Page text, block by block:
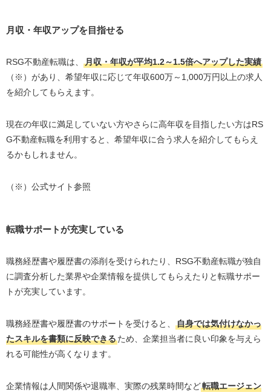
月収・年収アップを目指せる
RSG不動産転職は、 月収・年収が平均1.2～1.5倍へアップした実績
（※）があり、希望年収に応じて年収600万～ 1,000万円以上の求人
を紹介してもらえます。
現在の年収に満足していない方やさらに高年収を目指したい方はRS
G不動産転職を利用すると、希望年収に合う求人を紹介してもらえ
るかもしれません。
（※）公式サイト参照
転職サポートが充実している
職務経歴書や履歴書の添削を受けられたり、 RSG不動産転職が独自
に調査分析した業界や企業情報を提供してもらえたりと転職サポー
トが充実しています。
職務経歴書や履歴書のサポートを受けると、
自身では気付けなかっ
たスキルを書類に反映できるため、企業担当者に良い印象を与えら
れる可能性が高くなります。
企業情報は人間関係や退職率、実際の残業時間など転職エージェン